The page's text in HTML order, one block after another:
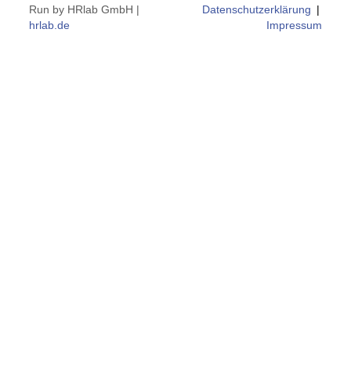
Run by HRlab GmbH |
hrlab.de
Datenschutzerklärung |
Impressum